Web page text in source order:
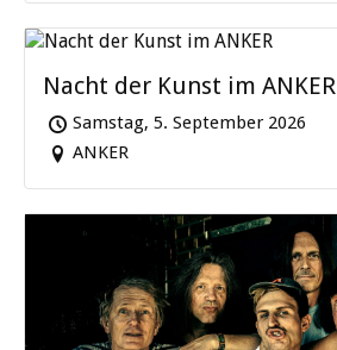
Nacht der Kunst im ANKER
Samstag, 5. September 2026
ANKER